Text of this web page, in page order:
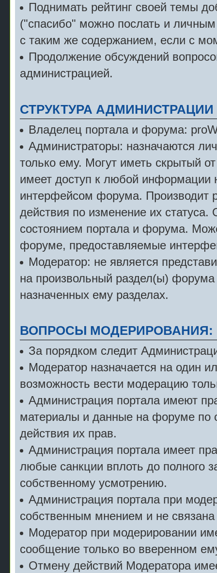
Поднимать рейтинг своей темы
("спасибо" можно послать и
с таким же содержанием, если с
Продолжение обсуждений
администрацией.
СТРУКТУРА
Владелец портала и форума:
Администраторы: назначаются
только ему. Могут иметь скрытый
имеет доступ к любой информации
интерфейсом форума. Производит
действия по изменение их
состоянием портала и форума.
форуме, предоставляемые
Модератор: не является
на произвольный раздел(ы) форума
назначенных ему разделах.
ВОПРОСЫ МОДЕРИРОВАНИЯ:
За порядком следит
Модератор назначается на один
возможность вести модерацию
Администрация портала имеют
материалы и данные на форуме по
действия их прав.
Администрация портала имеет
любые санкции вплоть до полного
собственному усмотрению.
Администрация портала при
собственным мнением и не
Модератор при модерировании
сообщение только во вверенном
Отмену действий Модератора